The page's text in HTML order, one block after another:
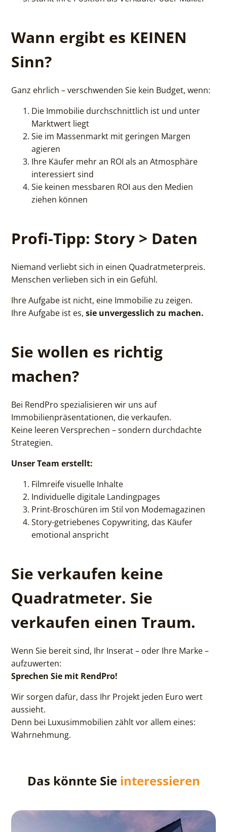
Wann ergibt es KEINEN
Sinn?
Ganz ehrlich – verschwenden Sie kein Budget, wenn:
Die Immobilie durchschnittlich ist und unter
Marktwert liegt
Sie im Massenmarkt mit geringen Margen
agieren
Ihre Käufer mehr an ROI als an Atmosphäre
interessiert sind
Sie keinen messbaren ROI aus den Medien
ziehen können
Profi-Tipp: Story > Daten
Niemand verliebt sich in einen Quadratmeterpreis.
Menschen verlieben sich in ein Gefühl.
Ihre Aufgabe ist nicht, eine Immobilie zu zeigen.
Ihre Aufgabe ist es,sie unvergesslich zu machen.
Sie wollen es richtig
machen?
Bei RendPro spezialisieren wir uns auf
Immobilienpräsentationen, die verkaufen.
Keine leeren Versprechen – sondern durchdachte
Strategien.
Unser Team erstellt:
Filmreife visuelle Inhalte
Individuelle digitale Landingpages
Print-Broschüren im Stil von Modemagazinen
Story-getriebenes Copywriting, das Käufer
emotional anspricht
Sie verkaufen keine
Quadratmeter. Sie
verkaufen einen Traum.
Wenn Sie bereit sind, Ihr Inserat – oder Ihre Marke –
aufzuwerten:
Sprechen Sie mit RendPro!
Wir sorgen dafür, dass Ihr Projekt jeden Euro wert
aussieht.
Denn bei Luxusimmobilien zählt vor allem eines:
Wahrnehmung.
Das könnte Sie interessieren